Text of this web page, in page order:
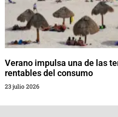
Verano impulsa una de las
rentables del consumo
23 julio 2026